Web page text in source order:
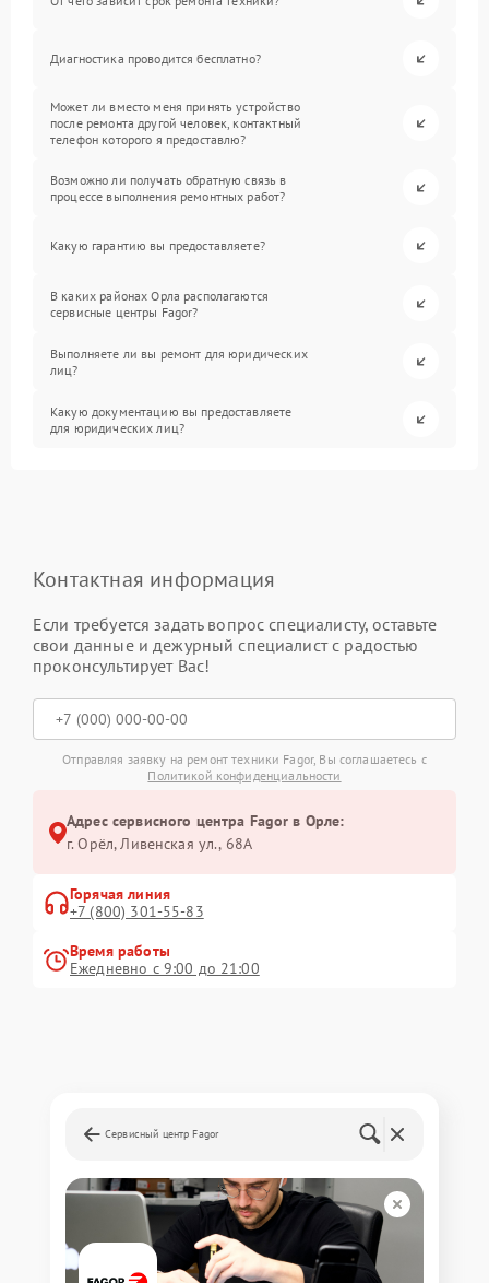
Диагностика проводится бесплатно?
Может ли вместо меня принять устройство
после ремонта другой человек, контактный
телефон которого я предоставлю?
Возможно ли получать обратную связь в
процессе выполнения ремонтных работ?
Какую гарантию вы предоставляете?
В каких районах Орла располагаются
сервисные центры Fagor?
Выполняете ли вы ремонт для юридических
лиц?
Какую документацию вы предоставляете
для юридических лиц?
Контактная информация
Если требуется задать вопрос специалисту, оставьте
свои данные и дежурный специалист с радостью
проконсультирует Вас!
Отправляя заявку на ремонт техники Fagor, Вы соглашаетесь с
Политикой конфиденциальности
Адрес сервисного центра Fagor в Орле:
г. Орёл, Ливенская ул., 68А
Горячая линия
+7 (800) 301-55-83
Время работы
Ежедневно с 9:00 до 21:00
Сервисный центр Fagor